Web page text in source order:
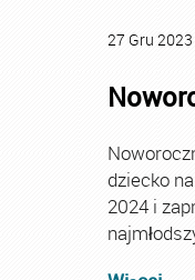
27 Gru 2023
dziecko
2024 i